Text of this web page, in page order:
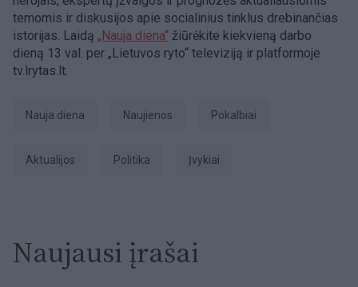
temomis ir diskusijos apie socialinius tinklus drebinančias
istorijas. Laidą „Nauja diena“ žiūrėkite kiekvieną darbo
dieną 13 val. per „Lietuvos ryto“ televiziją ir platformoje
tv.lrytas.lt.
Nauja diena Naujienos pokalbiai
aktualijos Politika Įvykiai
Naujausi įrašai